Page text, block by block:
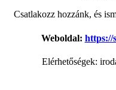
Csatlakozz hozzánk, és
Weboldal: https://
Elérhetőségek: